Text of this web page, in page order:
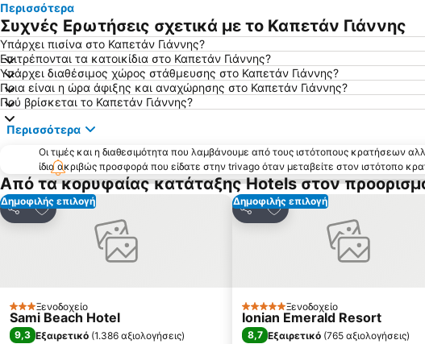
Περισσότερα
Συχνές Ερωτήσεις σχετικά με το Καπετάν Γιάννης
Υπάρχει πισίνα στο Καπετάν Γιάννης?
Επιτρέπονται τα κατοικίδια στο Καπετάν Γιάννης?
Υπάρχει διαθέσιμος χώρος στάθμευσης στο Καπετάν Γιάννης?
Ποια είναι η ώρα άφιξης και αναχώρησης στο Καπετάν Γιάννης?
Πού βρίσκεται το Καπετάν Γιάννης?
Περισσότερα
Οι τιμές και η διαθεσιμότητα που λαμβάνουμε από τους ιστότοπους κρατήσεων
ίδια ακριβώς προσφορά που είδατε στην trivago όταν μεταβείτε στον ιστότοπο
Από τα κορυφαίας κατάταξης Hotels στον
Δημοφιλής επιλογή
Κοινοποίηση
Προσθήκη στα αγαπημένα
3 ΑστέριαΞενοδοχείο
Sami Beach Hotel
9,3 Εξαιρετικό (1.386 αξιολογήσεις)
Δημοφιλής επιλογή
Κοινοποίηση
Προσθήκη στα αγαπημένα
5 ΑστέριαΞενοδοχείο
Ionian Emerald Resort
8,7 Εξαιρετικό (765 αξιολογήσεις)